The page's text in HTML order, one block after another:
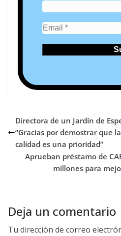
Directora de un Jardín de
“Gracias por demostrar que
calidad es una prioridad”
Aprueban préstamo de
millones para
Deja un comentario
Tu dirección de correo